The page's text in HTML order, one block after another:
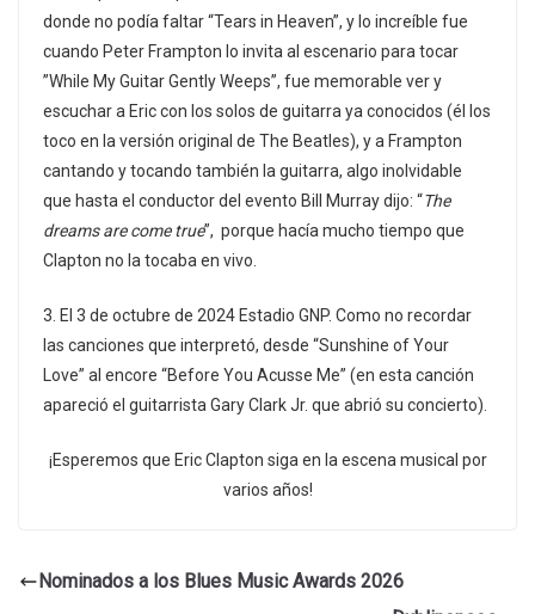
donde no podía faltar “Tears in Heaven”, y lo increíble fue
cuando Peter Frampton lo invita al escenario para tocar
”While My Guitar Gently Weeps”, fue memorable ver y
escuchar a Eric con los solos de guitarra ya conocidos (él los
toco en la versión original de The Beatles), y a Frampton
cantando y tocando también la guitarra, algo inolvidable
que hasta el conductor del evento Bill Murray dijo: “The
dreams are come true”, porque hacía mucho tiempo que
Clapton no la tocaba en vivo.
3. El 3 de octubre de 2024 Estadio GNP. Como no recordar
las canciones que interpretó, desde “Sunshine of Your
Love” al encore “Before You Acusse Me” (en esta canción
apareció el guitarrista Gary Clark Jr. que abrió su concierto).
¡Esperemos que Eric Clapton siga en la escena musical por
varios años!
Nominados a los Blues Music Awards 2026